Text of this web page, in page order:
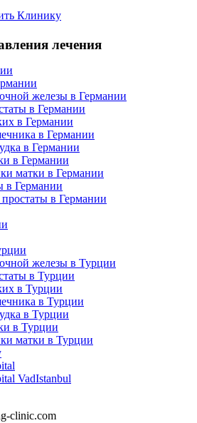
Клинику
лечения
железы в Германии
в Германии
в Германии
в Германии
в Германии
в Германии
матки в Германии
в Германии
в Германии
железы в Турции
в Турции
в Турции
в Турции
в Турции
в Турции
матки в Турции
VadIstanbul
clinic.com